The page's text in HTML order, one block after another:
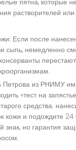
пятна, которые
растворителей
Если после
сыпь, немедленно
из РНИМУ
«тест на
средства:
кожи и подождите 24
знак, но гарантия